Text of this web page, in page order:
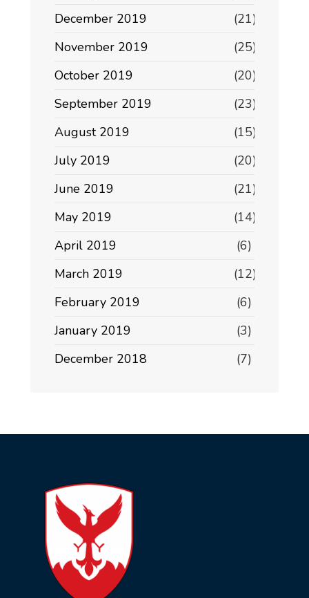
December 2019
(21)
November 2019
(25)
October 2019
(20)
September 2019
(23)
August 2019
(15)
July 2019
(20)
June 2019
(21)
May 2019
(14)
April 2019
(6)
March 2019
(12)
February 2019
(6)
January 2019
(3)
December 2018
(7)